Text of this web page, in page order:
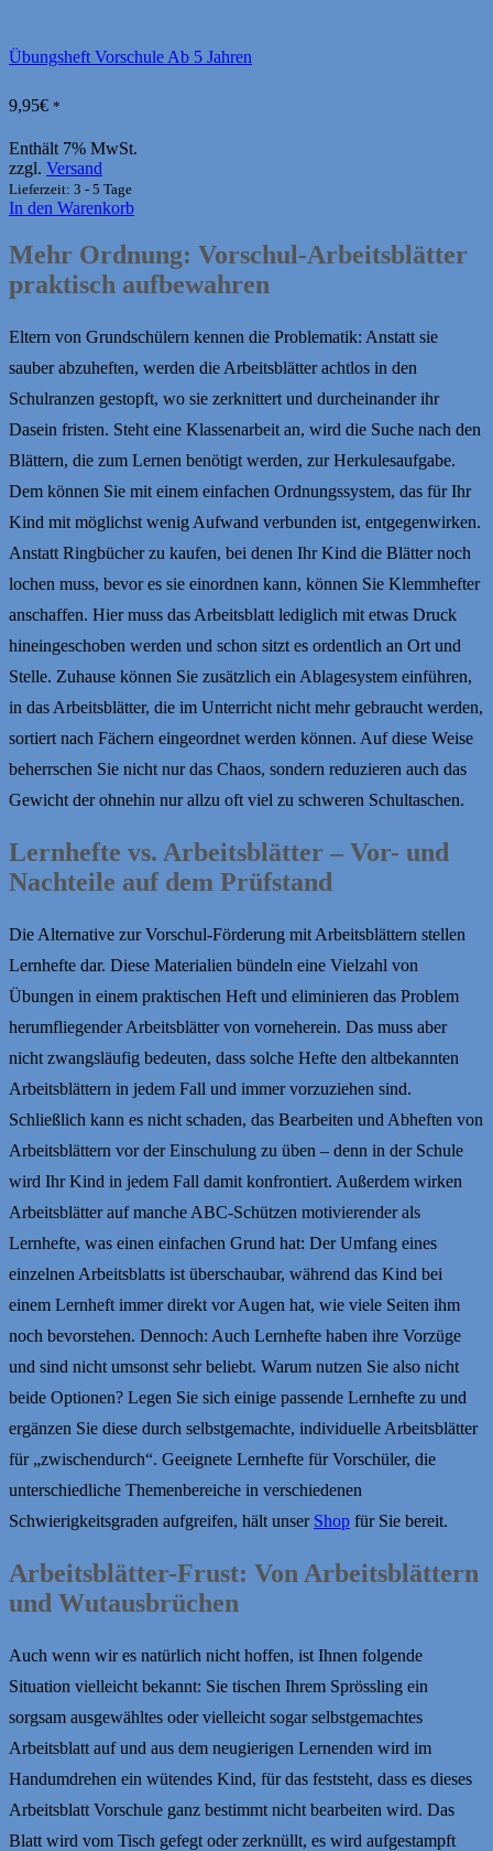
Übungsheft Vorschule Ab 5 Jahren
9,95€ *
Enthält 7% MwSt.
zzgl. Versand
Lieferzeit: 3 - 5 Tage
In den Warenkorb
Mehr Ordnung: Vorschul-Arbeitsblätter
praktisch aufbewahren
Eltern von Grundschülern kennen die Problematik: Anstatt sie
sauber abzuheften, werden die Arbeitsblätter achtlos in den
Schulranzen gestopft, wo sie zerknittert und durcheinander ihr
Dasein fristen. Steht eine Klassenarbeit an, wird die Suche nach den
Blättern, die zum Lernen benötigt werden, zur Herkulesaufgabe.
Dem können Sie mit einem einfachen Ordnungssystem, das für Ihr
Kind mit möglichst wenig Aufwand verbunden ist, entgegenwirken.
Anstatt Ringbücher zu kaufen, bei denen Ihr Kind die Blätter noch
lochen muss, bevor es sie einordnen kann, können Sie Klemmhefter
anschaffen. Hier muss das Arbeitsblatt lediglich mit etwas Druck
hineingeschoben werden und schon sitzt es ordentlich an Ort und
Stelle. Zuhause können Sie zusätzlich ein Ablagesystem einführen,
in das Arbeitsblätter, die im Unterricht nicht mehr gebraucht werden,
sortiert nach Fächern eingeordnet werden können. Auf diese Weise
beherrschen Sie nicht nur das Chaos, sondern reduzieren auch das
Gewicht der ohnehin nur allzu oft viel zu schweren Schultaschen.
Lernhefte vs. Arbeitsblätter – Vor- und
Nachteile auf dem Prüfstand
Die Alternative zur Vorschul-Förderung mit Arbeitsblättern stellen
Lernhefte dar. Diese Materialien bündeln eine Vielzahl von
Übungen in einem praktischen Heft und eliminieren das Problem
herumfliegender Arbeitsblätter von vorneherein. Das muss aber
nicht zwangsläufig bedeuten, dass solche Hefte den altbekannten
Arbeitsblättern in jedem Fall und immer vorzuziehen sind.
Schließlich kann es nicht schaden, das Bearbeiten und Abheften von
Arbeitsblättern vor der Einschulung zu üben – denn in der Schule
wird Ihr Kind in jedem Fall damit konfrontiert. Außerdem wirken
Arbeitsblätter auf manche ABC-Schützen motivierender als
Lernhefte, was einen einfachen Grund hat: Der Umfang eines
einzelnen Arbeitsblatts ist überschaubar, während das Kind bei
einem Lernheft immer direkt vor Augen hat, wie viele Seiten ihm
noch bevorstehen. Dennoch: Auch Lernhefte haben ihre Vorzüge
und sind nicht umsonst sehr beliebt. Warum nutzen Sie also nicht
beide Optionen? Legen Sie sich einige passende Lernhefte zu und
ergänzen Sie diese durch selbstgemachte, individuelle Arbeitsblätter
für „zwischendurch“. Geeignete Lernhefte für Vorschüler, die
unterschiedliche Themenbereiche in verschiedenen
Schwierigkeitsgraden aufgreifen, hält unser Shop für Sie bereit.
Arbeitsblätter-Frust: Von Arbeitsblättern
und Wutausbrüchen
Auch wenn wir es natürlich nicht hoffen, ist Ihnen folgende
Situation vielleicht bekannt: Sie tischen Ihrem Sprössling ein
sorgsam ausgewähltes oder vielleicht sogar selbstgemachtes
Arbeitsblatt auf und aus dem neugierigen Lernenden wird im
Handumdrehen ein wütendes Kind, für das feststeht, dass es dieses
Arbeitsblatt Vorschule ganz bestimmt nicht bearbeiten wird. Das
Blatt wird vom Tisch gefegt oder zerknüllt, es wird aufgestampft